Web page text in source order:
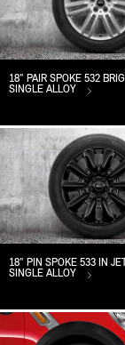
18" PAIR SPOKE 532
SINGLE ALLOY
18" PIN SPOKE 533 IN
SINGLE ALLOY